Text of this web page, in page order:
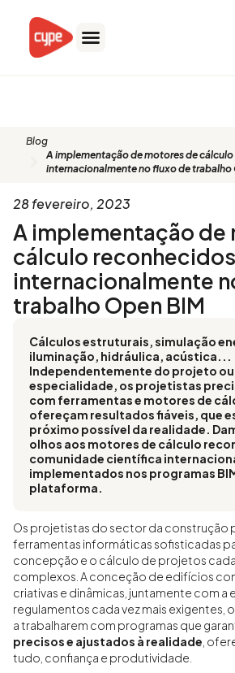
conteúdo
Blog
A implementação de motores de
internacionalmente no fluxo de trabalho
28 fevereiro, 2023
A implementação de
cálculo reconhecidos
internacionalmente
trabalho Open BIM
Cálculos estruturais, simulação
iluminação, hidráulica, acústica...
Independentemente do projeto ou
especialidade, os projetistas
com ferramentas e motores de
ofereçam resultados fiáveis, que
próximo possível da realidade.
olhos aos motores de cálculo
comunidade científica
implementados nos programas
plataforma.
Os projetistas do sector da construção
ferramentas informáticas sofisticadas
concepção e o cálculo de projetos cada
complexos. A conceção de edifícios
criativas e dinâmicas, juntamente com a
regulamentos cada vez mais exigentes,
a trabalharem com programas que
precisos e ajustados à realidade ,
tudo, confiança e produtividade.